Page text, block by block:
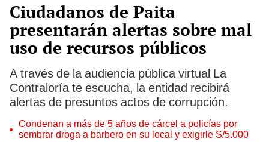
Ciudadanos de Paita
presentarán alertas sobre mal
uso de recursos públicos
A través de la audiencia pública virtual La
Contraloría te escucha, la entidad recibirá
alertas de presuntos actos de corrupción.
Condenan a más de 5 años de cárcel a policías por
sembrar droga a barbero en su local y exigirle S/5.000